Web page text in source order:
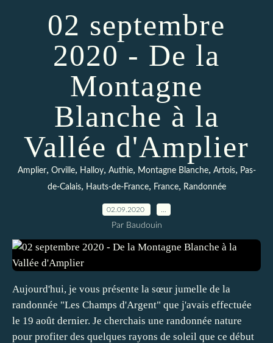
02 septembre
2020 - De la
Montagne
Blanche à la
Vallée d'Amplier
Amplier, Orville, Halloy, Authie, Montagne Blanche, Artois, Pas-
de-Calais, Hauts-de-France, France, Randonnée
02.09.2020
Par Baudouin
Aujourd'hui, je vous présente la sœur jumelle de la
randonnée "Les Champs d'Argent" que j'avais effectuée
le 19 août dernier. Je cherchais une randonnée nature
pour profiter des quelques rayons de soleil que ce début